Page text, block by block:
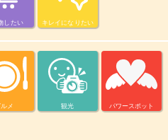
したい キレイになりたい
メ 観光 パワースポット